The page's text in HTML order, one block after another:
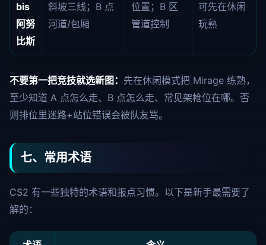
bis
阿努
比斯
斜坡三线；B 点
河道/包厢
位置；B 区
管道控制
可先在休闲
玩熟
不要第一把竞技就选新图： 先在休闲模式把 Mirage 练熟，
至少知道 A 点怎么走、B 点怎么走、常见架枪位在哪。否
则排位里迷路+站位错误会被队友骂。
七、常用术语
CS2 有一些独特的术语和报点习惯。以下是新手最需要了
解的：